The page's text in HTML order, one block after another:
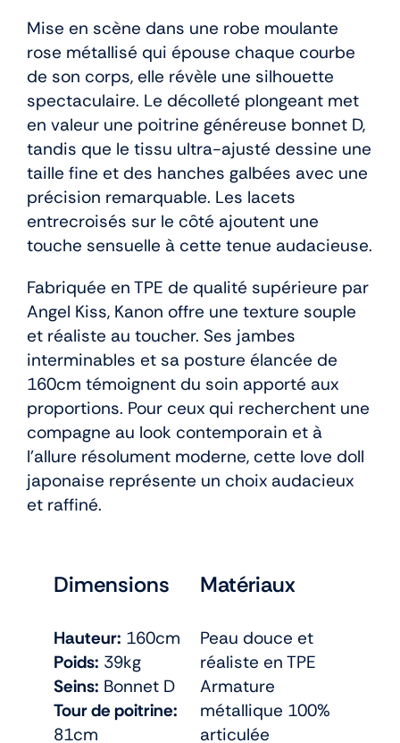
Mise en scène dans une robe moulante
rose métallisé qui épouse chaque courbe
de son corps, elle révèle une silhouette
spectaculaire. Le décolleté plongeant met
en valeur une poitrine généreuse bonnet D,
tandis que le tissu ultra-ajusté dessine une
taille fine et des hanches galbées avec une
précision remarquable. Les lacets
entrecroisés sur le côté ajoutent une
touche sensuelle à cette tenue audacieuse.
Fabriquée en TPE de qualité supérieure par
Angel Kiss, Kanon offre une texture souple
et réaliste au toucher. Ses jambes
interminables et sa posture élancée de
160cm témoignent du soin apporté aux
proportions. Pour ceux qui recherchent une
compagne au look contemporain et à
l’allure résolument moderne, cette love doll
japonaise représente un choix audacieux
et raffiné.
Dimensions
Hauteur: 160cm
Poids: 39kg
Seins: Bonnet D
Tour de poitrine:
81cm
Matériaux
Peau douce et
réaliste en TPE
Armature
métallique 100%
articulée